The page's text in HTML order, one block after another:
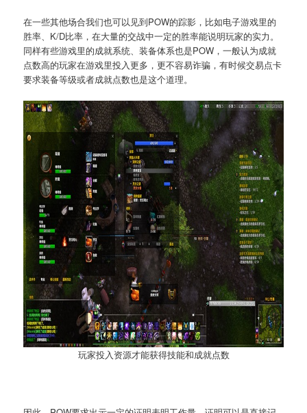
在一些其他场合我们也可以见到POW的踪影，比如电子游戏里的
胜率、K/D比率，在大量的交战中一定的胜率能说明玩家的实力。
同样有些游戏里的成就系统、装备体系也是POW，一般认为成就
点数高的玩家在游戏里投入更多，更不容易诈骗，有时候交易点卡
要求装备等级或者成就点数也是这个道理。
玩家投入资源才能获得技能和成就点数